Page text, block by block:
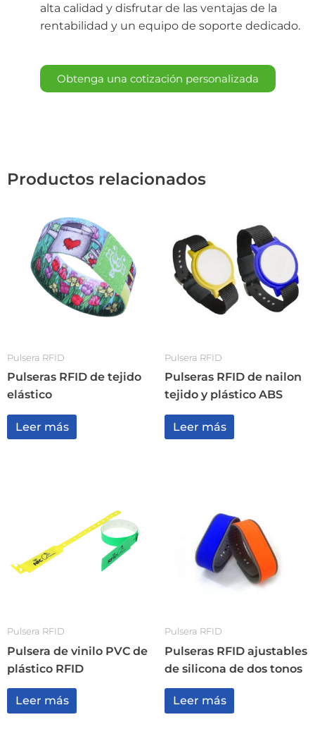
alta calidad y disfrutar de las ventajas de la
rentabilidad y un equipo de soporte dedicado.
Obtenga una cotización personalizada
Productos relacionados
Pulsera RFID
Pulseras RFID de tejido
elástico
Leer más
Pulsera RFID
Pulseras RFID de nailon
tejido y plástico ABS
Leer más
Pulsera RFID
Pulsera de vinilo PVC de
plástico RFID
Leer más
Pulsera RFID
Pulseras RFID ajustables
de silicona de dos tonos
Leer más